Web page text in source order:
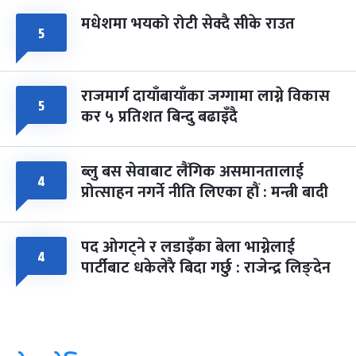
५ मधेशमा भयको रोटी सेक्दै सीके राउत
५ राजमार्ग दायाँबायाँका जग्गामा लाग्ने विकास
कर ५ प्रतिशत बिन्दु बढाइँदै
४ ब्लु बस सेवाबाट लैंगिक असमानतालाई
प्रोत्साहन नगर्ने नीति लिएका हौं : मन्त्री बादी
४ पद ओगट्ने र लडाइँका बेला भाग्नेलाई
पार्टीबाट धकेलेरै बिदा गर्छु : राजेन्द्र लिङ्देन